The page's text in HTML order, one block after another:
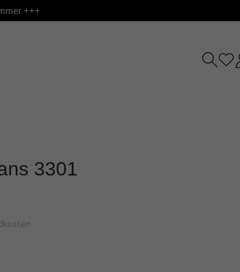
+++
3301